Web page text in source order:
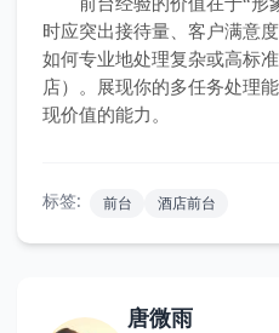
时应突出接待量、客户满意
如何专业地处理复杂或高标
店）。展现你的多任务处理
现价值的能力。
标签: 前台 酒店前台
唐微雨